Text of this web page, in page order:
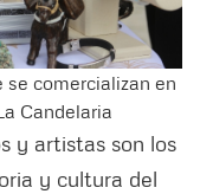
se comercializan en
Candelaria
y artistas son los
y cultura del